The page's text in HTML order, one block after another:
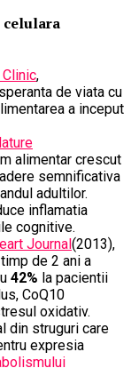
celulara
,
de viata cu
a inceput
alimentar crescut
semnificativa
adultilor.
inflamatia
cognitive.
Journal(2013),
timp de 2 ani a
42% la pacientii
CoQ10
oxidativ.
din struguri care
expresia